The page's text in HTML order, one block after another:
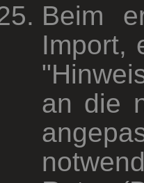
Beim
Import,
an die